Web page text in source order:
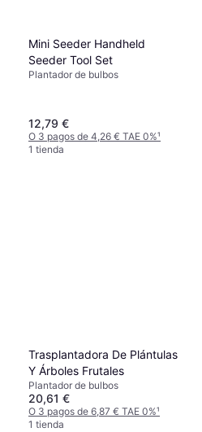
Mini Seeder Handheld
Seeder Tool Set
Plantador de bulbos
12,79 €
O 3 pagos de 4,26 € TAE 0%¹
1 tienda
Trasplantadora De Plántulas
Y Árboles Frutales
Plantador de bulbos
20,61 €
O 3 pagos de 6,87 € TAE 0%¹
1 tienda